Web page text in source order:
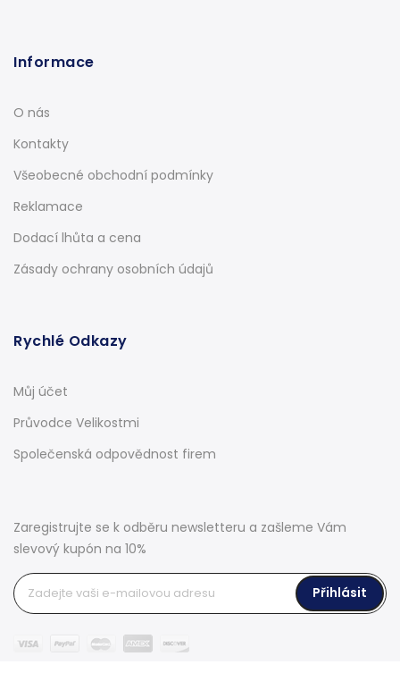
Informace
O nás
Kontakty
Všeobecné obchodní podmínky
Reklamace
Dodací lhůta a cena
Zásady ochrany osobních údajů
Rychlé Odkazy
Můj účet
Průvodce Velikostmi
Společenská odpovědnost firem
Zaregistrujte se k odběru newsletteru a zašleme Vám
slevový kupón na 10%
Přihlásit